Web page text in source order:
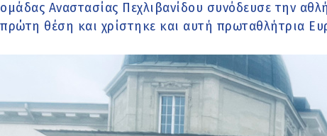
ομάδας Αναστασίας Πεχλιβανίδου συνόδευσε την
πρώτη θέση και χρίστηκε και αυτή πρωταθλήτρια